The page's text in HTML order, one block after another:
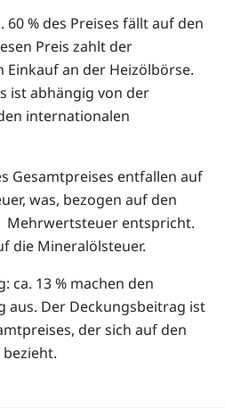
60 % des Preises fällt auf den
Preis zahlt der
Einkauf an der Heizölbörse.
ist abhängig von der
internationalen
Gesamtpreises entfallen auf
was, bezogen auf den
Mehrwertsteuer entspricht.
die Mineralölsteuer.
ca. 13 % machen den
aus. Der Deckungsbeitrag ist
der sich auf den